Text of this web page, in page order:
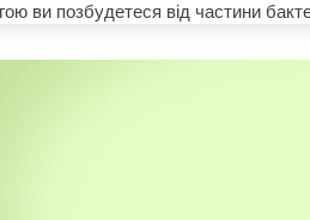
ви позбудетеся від частини